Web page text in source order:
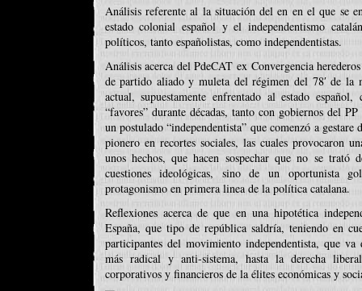
Análisis referente al la situación del en en el que se
estado colonial español y el independentismo
políticos, tanto españolistas, como independentistas.
Análisis acerca del PdeCAT ex Convergencia
de partido aliado y muleta del régimen del 78′ de la
actual, supuestamente enfrentado al estado
“favores” durante décadas, tanto con gobiernos del
un postulado “independentista” que comenzó a
pionero en recortes sociales, las cuales provocaron
unos hechos, que hacen sospechar que no se trató
cuestiones ideológicas, sino de un oportunista
protagonismo en primera linea de la política catalana.
Reflexiones acerca de que en una hipotética
España, que tipo de república saldría, teniendo en
participantes del movimiento independentista, que va
más radical y anti-sistema, hasta la derecha
corporativos y financieros de la élites económicas y